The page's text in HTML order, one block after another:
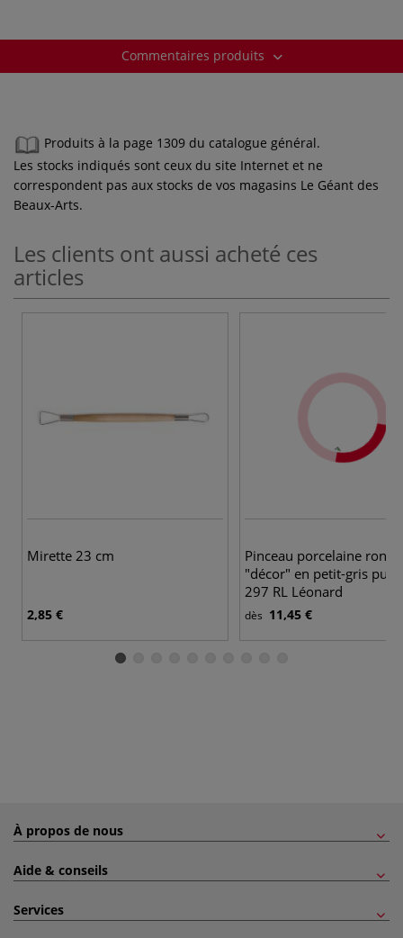
Commentaires produits
Produits à la page 1309 du catalogue général.
Les stocks indiqués sont ceux du site Internet et ne
correspondent pas aux stocks de vos magasins Le Géant des
Beaux-Arts.
Les clients ont aussi acheté ces
articles
Mirette 23 cm
2,85 €
Pinceau porcelaine rond
"décor" en petit-gris pur,
297 RL Léonard
dès 11,45 €
À propos de nous
Aide & conseils
Services